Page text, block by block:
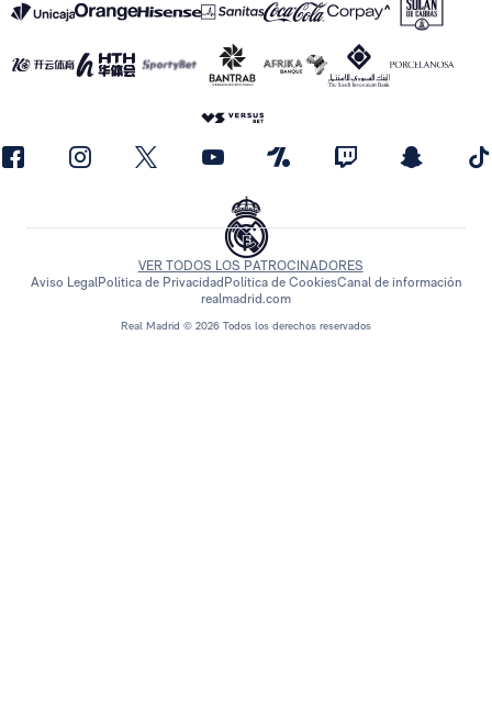
Real Madrid © 2026 Todos los derechos reservados
VER TODOS LOS PATROCINADORES
Aviso LegalPolítica de PrivacidadPolítica de CookiesCanal de información
realmadrid.com